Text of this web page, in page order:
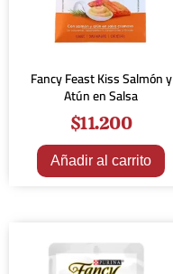
Fancy Feast Kiss Salmón y
Atún en Salsa
$11.200
Añadir al carrito